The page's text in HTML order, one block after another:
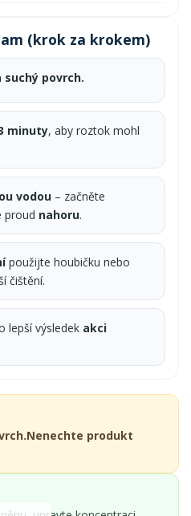
(krok za krokem)
povrch.
minuty, aby roztok mohl
vodou – začněte
proud nahoru.
použijte houbičku nebo
čištění.
lepší výsledek akci
Nenechte produkt